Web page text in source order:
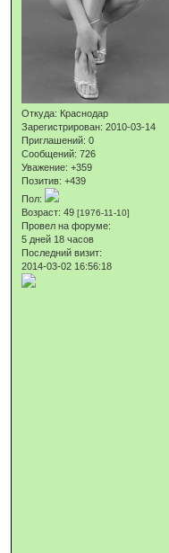
Откуда: Краснодар
Зарегистрирован: 2010-03-14
Приглашений: 0
Сообщений: 726
Уважение: +359
Позитив: +439
Пол:
Возраст: 49[1976-11-10]
Провел на форуме:
5 дней 18 часов
Последний визит:
2014-03-02 16:56:18